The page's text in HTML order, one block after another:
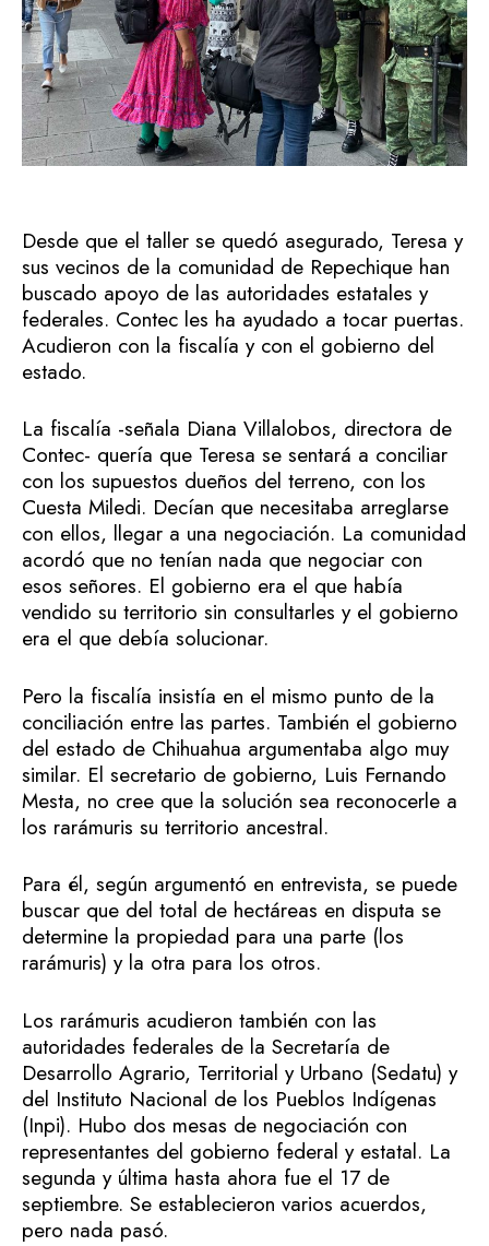
Desde que el taller se quedó asegurado, Teresa y
sus vecinos de la comunidad de Repechique han
buscado apoyo de las autoridades estatales y
federales. Contec les ha ayudado a tocar puertas.
Acudieron con la fiscalía y con el gobierno del
estado.
La fiscalía -señala Diana Villalobos, directora de
Contec- quería que Teresa se sentará a conciliar
con los supuestos dueños del terreno, con los
Cuesta Miledi. Decían que necesitaba arreglarse
con ellos, llegar a una negociación. La comunidad
acordó que no tenían nada que negociar con
esos señores. El gobierno era el que había
vendido su territorio sin consultarles y el gobierno
era el que debía solucionar.
Pero la fiscalía insistía en el mismo punto de la
conciliación entre las partes. También el gobierno
del estado de Chihuahua argumentaba algo muy
similar. El secretario de gobierno, Luis Fernando
Mesta, no cree que la solución sea reconocerle a
los rarámuris su territorio ancestral.
Para él, según argumentó en entrevista, se puede
buscar que del total de hectáreas en disputa se
determine la propiedad para una parte (los
rarámuris) y la otra para los otros.
Los rarámuris acudieron también con las
autoridades federales de la Secretaría de
Desarrollo Agrario, Territorial y Urbano (Sedatu) y
del Instituto Nacional de los Pueblos Indígenas
(Inpi). Hubo dos mesas de negociación con
representantes del gobierno federal y estatal. La
segunda y última hasta ahora fue el 17 de
septiembre. Se establecieron varios acuerdos,
pero nada pasó.